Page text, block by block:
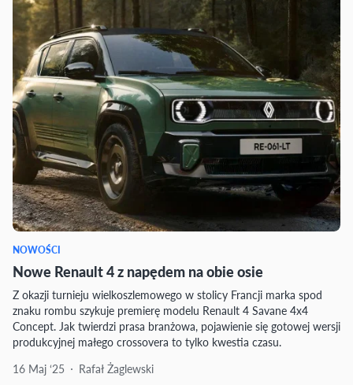
NOWOŚCI
Nowe Renault 4 z napędem na obie osie
Z okazji turnieju wielkoszlemowego w stolicy Francji marka spod
znaku rombu szykuje premierę modelu Renault 4 Savane 4x4
Concept. Jak twierdzi prasa branżowa, pojawienie się gotowej wersji
produkcyjnej małego crossovera to tylko kwestia czasu.
16 Maj ‘25
Rafał Żaglewski